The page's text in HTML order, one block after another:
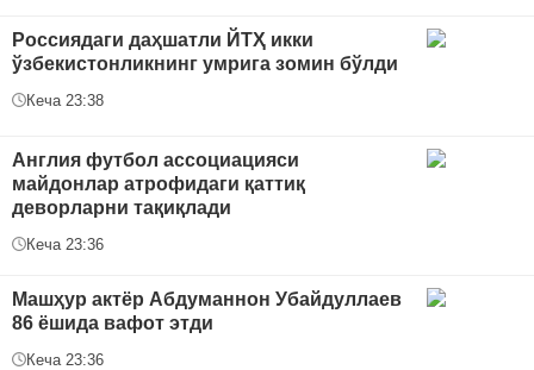
Россиядаги даҳшатли ЙТҲ икки
ўзбекистонликнинг умрига зомин бўлди
Кеча 23:38
Англия футбол ассоциацияси
майдонлар атрофидаги қаттиқ
деворларни тақиқлади
Кеча 23:36
Машҳур актёр Абдуманнон Убайдуллаев
86 ёшида вафот этди
Кеча 23:36